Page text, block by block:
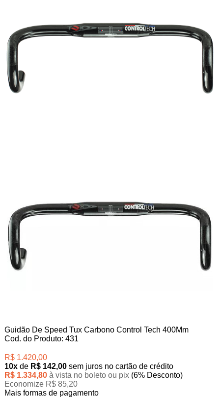
Guidão De Speed Tux Carbono Control Tech 400Mm
Cod. do Produto: 431
R$ 1.420,00
10xde R$ 142,00 sem juros no cartão de crédito
R$ 1.334,80 à vista no boleto ou pix (6% Desconto)
Economize R$ 85,20
Mais formas de pagamento